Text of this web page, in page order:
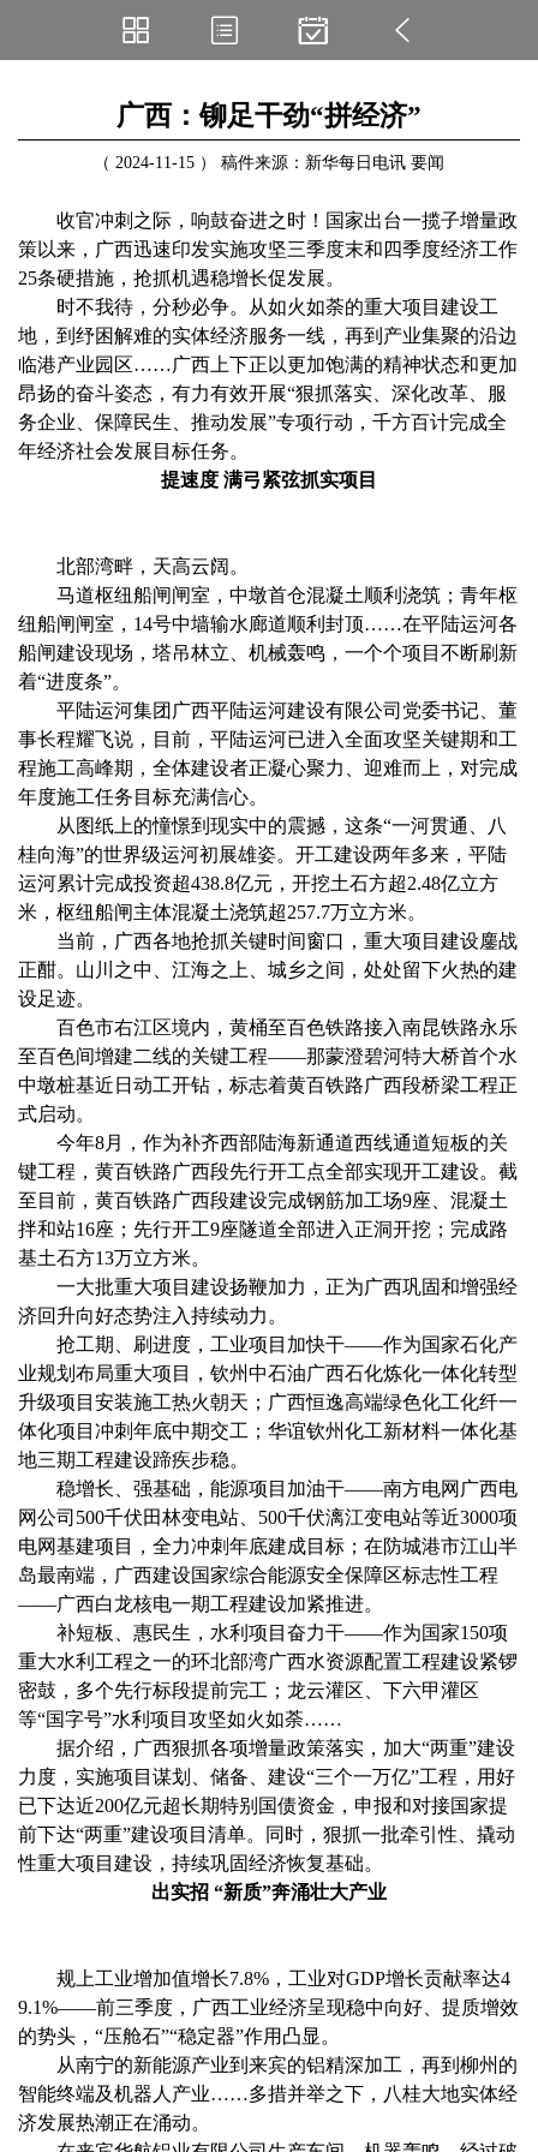
广西：铆足干劲“拼经济”
（ 2024-11-15 ） 稿件来源：新华每日电讯 要闻
收官冲刺之际，响鼓奋进之时！国家出台一揽子增量政
策以来，广西迅速印发实施攻坚三季度末和四季度经济工作
25条硬措施，抢抓机遇稳增长促发展。
时不我待，分秒必争。从如火如荼的重大项目建设工
地，到纾困解难的实体经济服务一线，再到产业集聚的沿边
临港产业园区……广西上下正以更加饱满的精神状态和更加
昂扬的奋斗姿态，有力有效开展“狠抓落实、深化改革、服
务企业、保障民生、推动发展”专项行动，千方百计完成全
年经济社会发展目标任务。
提速度 满弓紧弦抓实项目
北部湾畔，天高云阔。
马道枢纽船闸闸室，中墩首仓混凝土顺利浇筑；青年枢
纽船闸闸室，14号中墙输水廊道顺利封顶……在平陆运河各
船闸建设现场，塔吊林立、机械轰鸣，一个个项目不断刷新
着“进度条”。
平陆运河集团广西平陆运河建设有限公司党委书记、董
事长程耀飞说，目前，平陆运河已进入全面攻坚关键期和工
程施工高峰期，全体建设者正凝心聚力、迎难而上，对完成
年度施工任务目标充满信心。
从图纸上的憧憬到现实中的震撼，这条“一河贯通、八
桂向海”的世界级运河初展雄姿。开工建设两年多来，平陆
运河累计完成投资超438.8亿元，开挖土石方超2.48亿立方
米，枢纽船闸主体混凝土浇筑超257.7万立方米。
当前，广西各地抢抓关键时间窗口，重大项目建设鏖战
正酣。山川之中、江海之上、城乡之间，处处留下火热的建
设足迹。
百色市右江区境内，黄桶至百色铁路接入南昆铁路永乐
至百色间增建二线的关键工程——那蒙澄碧河特大桥首个水
中墩桩基近日动工开钻，标志着黄百铁路广西段桥梁工程正
式启动。
今年8月，作为补齐西部陆海新通道西线通道短板的关
键工程，黄百铁路广西段先行开工点全部实现开工建设。截
至目前，黄百铁路广西段建设完成钢筋加工场9座、混凝土
拌和站16座；先行开工9座隧道全部进入正洞开挖；完成路
基土石方13万立方米。
一大批重大项目建设扬鞭加力，正为广西巩固和增强经
济回升向好态势注入持续动力。
抢工期、刷进度，工业项目加快干——作为国家石化产
业规划布局重大项目，钦州中石油广西石化炼化一体化转型
升级项目安装施工热火朝天；广西恒逸高端绿色化工化纤一
体化项目冲刺年底中期交工；华谊钦州化工新材料一体化基
地三期工程建设蹄疾步稳。
稳增长、强基础，能源项目加油干——南方电网广西电
网公司500千伏田林变电站、500千伏漓江变电站等近3000项
电网基建项目，全力冲刺年底建成目标；在防城港市江山半
岛最南端，广西建设国家综合能源安全保障区标志性工程
——广西白龙核电一期工程建设加紧推进。
补短板、惠民生，水利项目奋力干——作为国家150项
重大水利工程之一的环北部湾广西水资源配置工程建设紧锣
密鼓，多个先行标段提前完工；龙云灌区、下六甲灌区
等“国字号”水利项目攻坚如火如荼……
据介绍，广西狠抓各项增量政策落实，加大“两重”建设
力度，实施项目谋划、储备、建设“三个一万亿”工程，用好
已下达近200亿元超长期特别国债资金，申报和对接国家提
前下达“两重”建设项目清单。同时，狠抓一批牵引性、撬动
性重大项目建设，持续巩固经济恢复基础。
出实招 “新质”奔涌壮大产业
规上工业增加值增长7.8%，工业对GDP增长贡献率达4
9.1%——前三季度，广西工业经济呈现稳中向好、提质增效
的势头，“压舱石”“稳定器”作用凸显。
从南宁的新能源产业到来宾的铝精深加工，再到柳州的
智能终端及机器人产业……多措并举之下，八桂大地实体经
济发展热潮正在涌动。